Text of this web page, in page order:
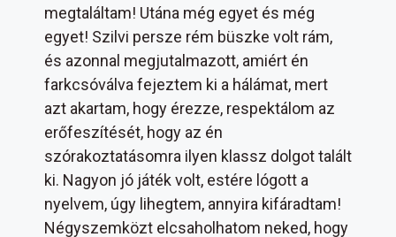
megtaláltam! Utána még egyet és még
egyet! Szilvi persze rém büszke volt rám,
és azonnal megjutalmazott, amiért én
farkcsóválva fejeztem ki a hálámat, mert
azt akartam, hogy érezze, respektálom az
erőfeszítését, hogy az én
szórakoztatásomra ilyen klassz dolgot talált
ki. Nagyon jó játék volt, estére lógott a
nyelvem, úgy lihegtem, annyira kifáradtam!
Négyszemközt elcsaholhatom neked, hogy